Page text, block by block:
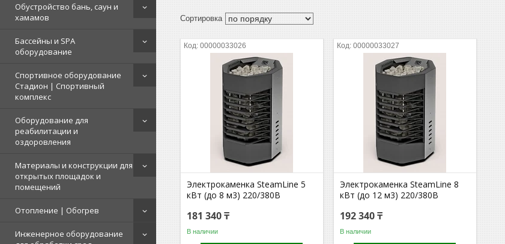
Обустройство бань, саун и
хамамов
Бассейны и SPA
оборудование
Спортивное оборудование
Стадион | Cпортивный
комплекс
Оборудование для
реабилитации и
оздоровления
Материалы и конструкции для
открытых площадок и
помещений
Отопление | Обогрев
Инженерное оборудование
00000033026
Электрокаменка SteamLine 5
кВт (до 8 м3) 220/380В
181 340 ₸
В наличии
00000033027
Электрокаменка SteamLine 8
кВт (до 12 м3) 220/380В
192 340 ₸
В наличии